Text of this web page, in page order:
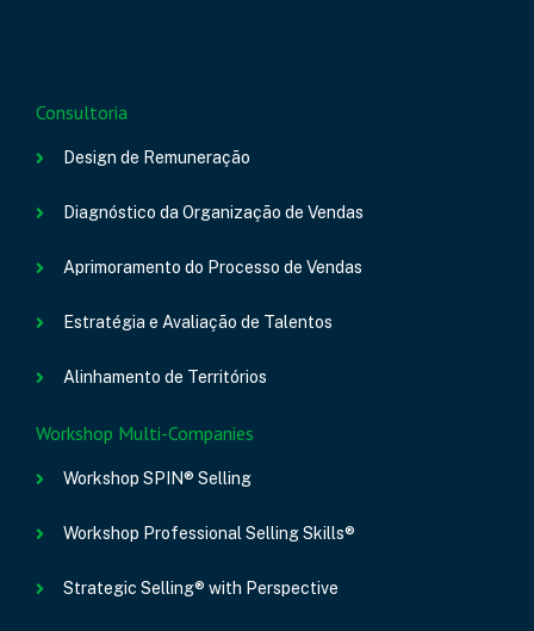
Consultoria
Design de Remuneração
Diagnóstico da Organização de Vendas
Aprimoramento do Processo de Vendas
Estratégia e Avaliação de Talentos
Alinhamento de Territórios
Workshop Multi-Companies
Workshop SPIN® Selling
Workshop Professional Selling Skills®
Strategic Selling® with Perspective